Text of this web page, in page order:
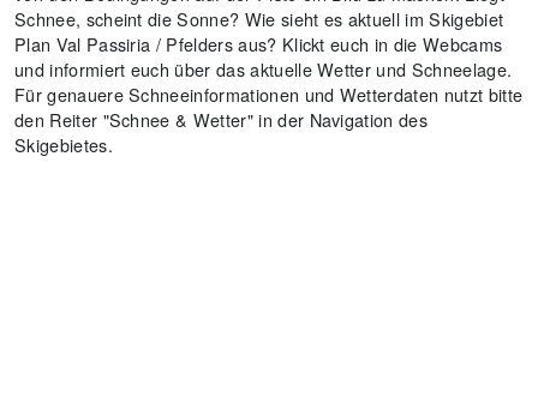
Schnee, scheint die Sonne? Wie sieht es aktuell im Skigebiet
Plan Val Passiria / Pfelders aus? Klickt euch in die Webcams
und informiert euch über das aktuelle Wetter und Schneelage.
Für genauere Schneeinformationen und Wetterdaten nutzt bitte
den Reiter "Schnee & Wetter" in der Navigation des
Skigebietes.